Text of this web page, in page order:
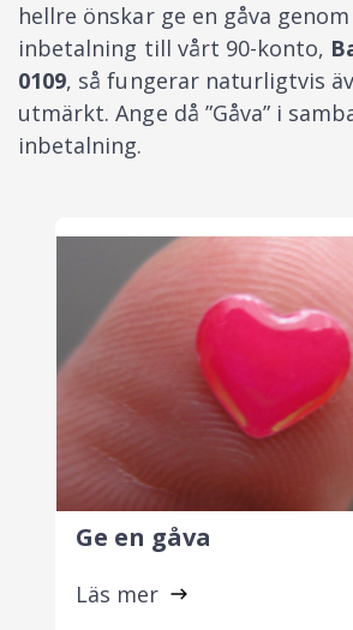
hellre önskar ge en gåva
inbetalning till vårt 90-konto,
0109, så fungerar naturligtvis
utmärkt. Ange då ”Gåva” i
inbetalning.
Ge en gåva
Läs mer